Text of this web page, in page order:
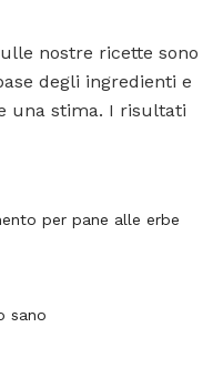
nostre ricette sono
degli ingredienti e
una stima. I risultati
per pane alle erbe
sano